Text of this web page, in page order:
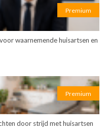
Premium
waarnemende huisartsen en
Premium
door strijd met huisartsen